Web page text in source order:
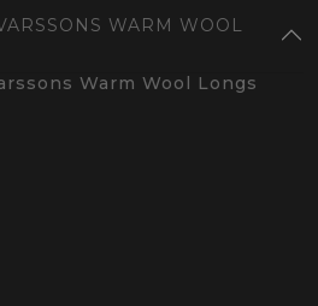
WARM WOOL
Warm Wool Longs